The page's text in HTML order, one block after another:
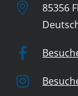
85356